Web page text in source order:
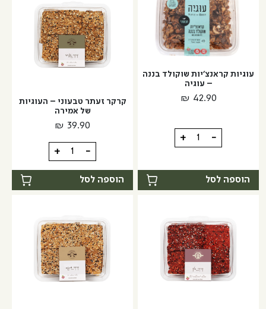
דבש
ושום
עוגיות קראנצ'יות שוקולד בננה
– עוגיה
₪ 42.90
-
כמות
של
קראנצ'יות
שוקולד
-
עוגיה
+
הוספה לסל
קרקר זעתר טבעוני – העוגיות
של אמירה
₪ 39.90
-
כמות
של
קרקר
זעתר
-
העוגיות
של
אמירה
+
הוספה לסל